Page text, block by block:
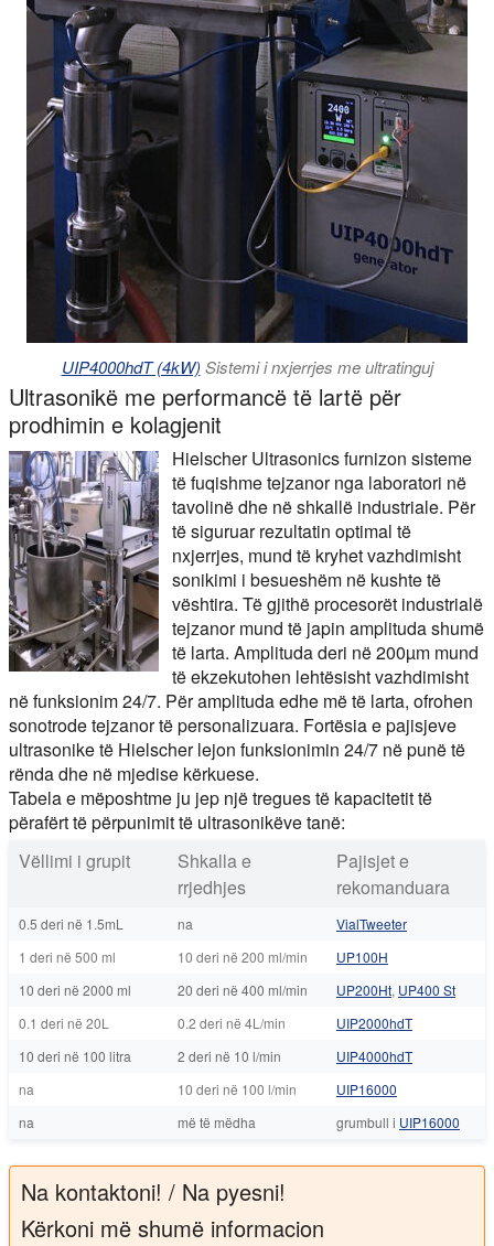
UIP4000hdT (4kW) Sistemi i nxjerrjes me ultratinguj
Ultrasonikë me performancë të lartë për
prodhimin e kolagjenit
Hielscher Ultrasonics furnizon sisteme
të fuqishme tejzanor nga laboratori në
tavolinë dhe në shkallë industriale. Për
të siguruar rezultatin optimal të
nxjerrjes, mund të kryhet vazhdimisht
sonikimi i besueshëm në kushte të
vështira. Të gjithë procesorët industrialë
tejzanor mund të japin amplituda shumë
të larta. Amplituda deri në 200µm mund
të ekzekutohen lehtësisht vazhdimisht
në funksionim 24/7. Për amplituda edhe më të larta, ofrohen
sonotrode tejzanor të personalizuara. Fortësia e pajisjeve
ultrasonike të Hielscher lejon funksionimin 24/7 në punë të
rënda dhe në mjedise kërkuese.
Tabela e mëposhtme ju jep një tregues të kapacitetit të
përafërt të përpunimit të ultrasonikëve tanë:
Vëllimi i grupit
Shkalla e
rrjedhjes
Pajisjet e
rekomanduara
0.5 deri në 1.5mL na
VialTweeter
1 deri në 500 ml
10 deri në 200 ml/min
UP100H
10 deri në 2000 ml
20 deri në 400 ml/min UP200Ht, UP400 St
0.1 deri në 20L
0.2 deri në 4L/min
UIP2000hdT
10 deri në 100 litra
2 deri në 10 l/min
UIP4000hdT
na
10 deri në 100 l/min
UIP16000
na
më të mëdha grumbull i UIP16000
Na kontaktoni! / Na pyesni!
Kërkoni më shumë informacion